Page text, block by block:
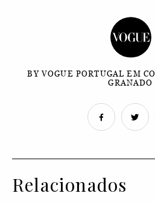
BY VOGUE PORTUGAL EM
GRANADO
Relacionados